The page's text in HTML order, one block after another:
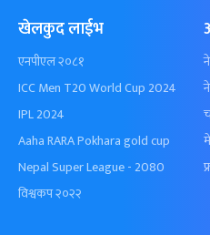
खेलकुद लाईभ
एनपीएल २०८१
ICC Men T20 World Cup 2024
IPL 2024
Aaha RARA Pokhara gold cup
Nepal Super League - 2080
विश्वकप २०२२